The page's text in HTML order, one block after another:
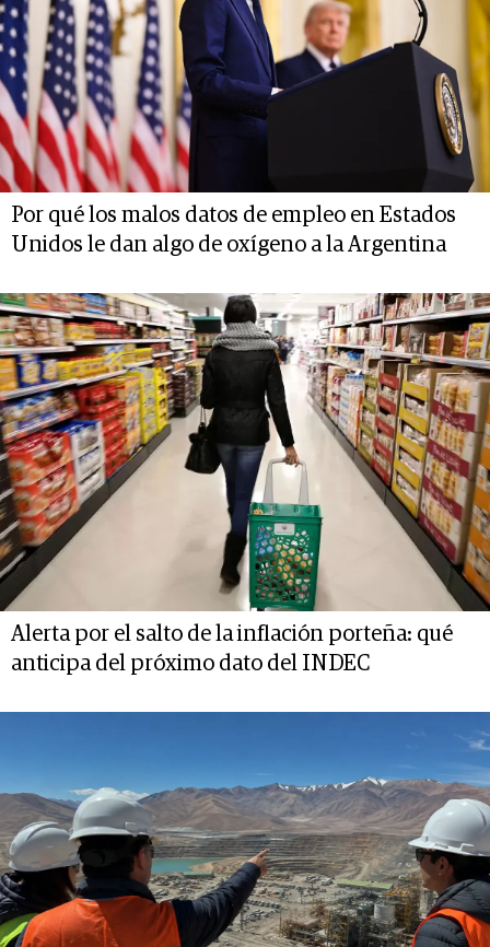
Por qué los malos datos de empleo en Estados
Unidos le dan algo de oxígeno a la Argentina
Alerta por el salto de la inflación porteña: qué
anticipa del próximo dato del INDEC